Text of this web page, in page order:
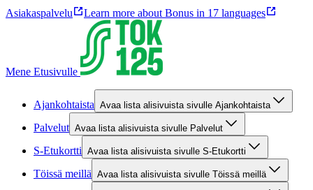
Asiakaspalvelu Learn more about Bonus in 17 languages
Mene Etusivulle
Ajankohtaista Avaa lista alisivuista sivulle Ajankohtaista
Palvelut Avaa lista alisivuista sivulle Palvelut
S-Etukortti Avaa lista alisivuista sivulle S-Etukortti
Töissä meillä Avaa lista alisivuista sivulle Töissä meillä